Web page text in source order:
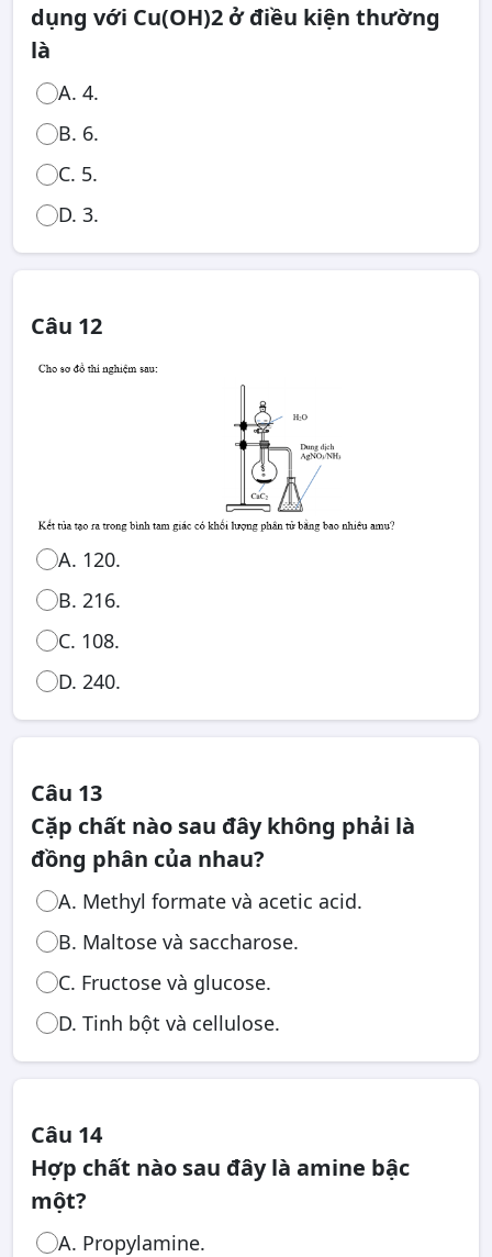
dụng với Cu(OH)2 ở điều kiện thường
là
A. 4.
B. 6.
C. 5.
D. 3.
Câu 12
A. 120.
B. 216.
C. 108.
D. 240.
Câu 13
Cặp chất nào sau đây không phải là
đồng phân của nhau?
A. Methyl formate và acetic acid.
B. Maltose và saccharose.
C. Fructose và glucose.
D. Tinh bột và cellulose.
Câu 14
Hợp chất nào sau đây là amine bậc
một?
A. Propylamine.